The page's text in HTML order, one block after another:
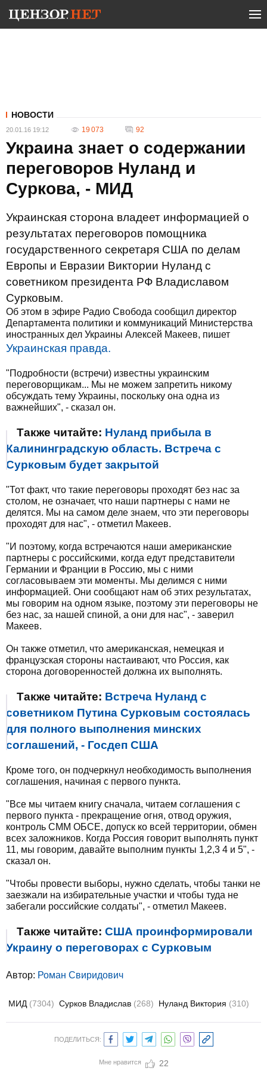
НОВОСТИ
20.01.16 19:12 19 073 92
Украина знает о содержании
переговоров Нуланд и
Суркова, - МИД
Украинская сторона владеет информацией о
результатах переговоров помощника
государственного секретаря США по делам
Европы и Евразии Виктории Нуланд с
советником президента РФ Владиславом
Сурковым.
Об этом в эфире Радио Свобода сообщил директор
Департамента политики и коммуникаций Министерства
иностранных дел Украины Алексей Макеев, пишет
Украинская правда.
"Подробности (встречи) известны украинским
переговорщикам... Мы не можем запретить никому
обсуждать тему Украины, поскольку она одна из
важнейших", - сказал он.
Также читайте: Нуланд прибыла в
Калининградскую область. Встреча с
Сурковым будет закрытой
"Тот факт, что такие переговоры проходят без нас за
столом, не означает, что наши партнеры с нами не
делятся. Мы на самом деле знаем, что эти переговоры
проходят для нас", - отметил Макеев.
"И поэтому, когда встречаются наши американские
партнеры с российскими, когда едут представители
Германии и Франции в Россию, мы с ними
согласовываем эти моменты. Мы делимся с ними
информацией. Они сообщают нам об этих результатах,
мы говорим на одном языке, поэтому эти переговоры не
без нас, за нашей спиной, а они для нас", - заверил
Макеев.
Он также отметил, что американская, немецкая и
французская стороны настаивают, что Россия, как
сторона договоренностей должна их выполнять.
Также читайте: Встреча Нуланд с
советником Путина Сурковым состоялась
для полного выполнения минских
соглашений, - Госдеп США
Кроме того, он подчеркнул необходимость выполнения
соглашения, начиная с первого пункта.
"Все мы читаем книгу сначала, читаем соглашения с
первого пункта - прекращение огня, отвод оружия,
контроль СММ ОБСЕ, допуск ко всей территории, обмен
всех заложников. Когда Россия говорит выполнять пункт
11, мы говорим, давайте выполним пункты 1,2,3 4 и 5", -
сказал он.
"Чтобы провести выборы, нужно сделать, чтобы танки не
заезжали на избирательные участки и чтобы туда не
забегали российские солдаты", - отметил Макеев.
Также читайте: США проинформировали
Украину о переговорах с Сурковым
Автор: Роман Свиридович
МИД (7304) Сурков Владислав (268) Нуланд Виктория (310)
ПОДЕЛИТЬСЯ:
Мне нравится 22